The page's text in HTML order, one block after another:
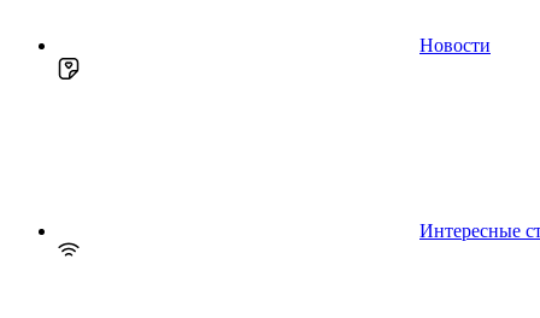
Новости
Интересные